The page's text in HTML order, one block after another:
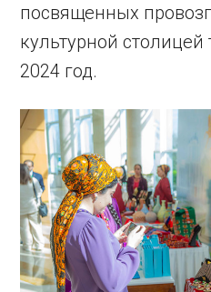
посвященных
культурной
2024 год.